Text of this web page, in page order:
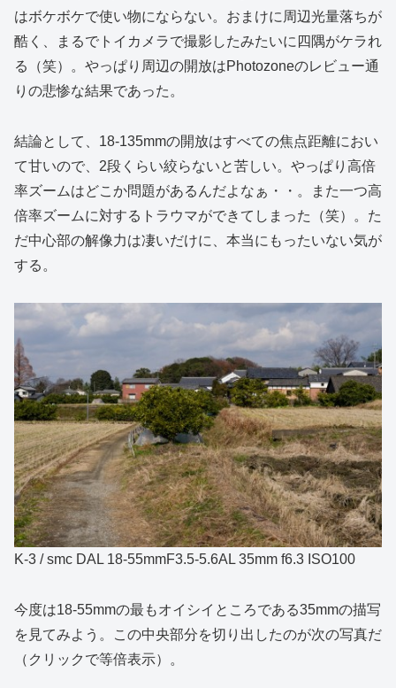
はボケボケで使い物にならない。おまけに周辺光量落ちが
酷く、まるでトイカメラで撮影したみたいに四隅がケラれ
る（笑）。やっぱり周辺の開放はPhotozoneのレビュー通
りの悲惨な結果であった。
結論として、18-135mmの開放はすべての焦点距離におい
て甘いので、2段くらい絞らないと苦しい。やっぱり高倍
率ズームはどこか問題があるんだよなぁ・・。また一つ高
倍率ズームに対するトラウマができてしまった（笑）。た
だ中心部の解像力は凄いだけに、本当にもったいない気が
する。
K-3 / smc DAL 18-55mmF3.5-5.6AL 35mm f6.3 ISO100
今度は18-55mmの最もオイシイところである35mmの描写
を見てみよう。この中央部分を切り出したのが次の写真だ
（クリックで等倍表示）。